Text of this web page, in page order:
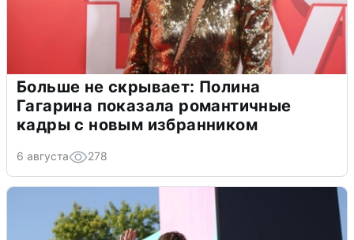
Больше не скрывает: Полина
Гагарина показала романтичные
кадры с новым избранником
6 августа 278